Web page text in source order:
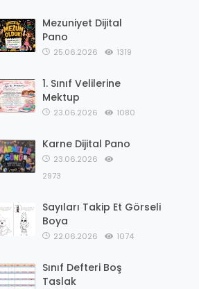
Mezuniyet Dijital
Pano
25.06.2026 1319
1. Sınıf Velilerine
Mektup
23.06.2026 1080
Karne Dijital Pano
23.06.2026
2973
Sayıları Takip Et Görseli
Boya
22.06.2026 1074
Sınıf Defteri Boş
Taslak